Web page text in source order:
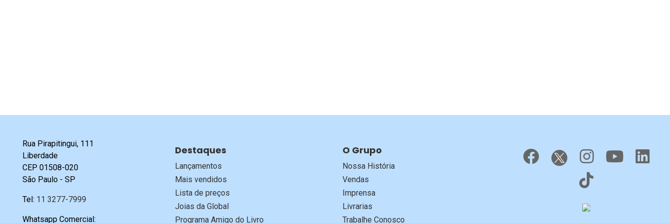
Rua Pirapitingui, 111
Liberdade
CEP 01508-020
São Paulo - SP
Tel: 11 3277-7999
Whatsapp Comercial:
Destaques
Lançamentos
Mais vendidos
Lista de preços
Joias da Global
Programa Amigo do Livro
O Grupo
Nossa História
Vendas
Imprensa
Livrarias
Trabalhe Conosco